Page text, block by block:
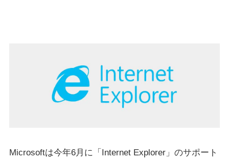
Microsoftは今年6月に「Internet Explorer」のサポート